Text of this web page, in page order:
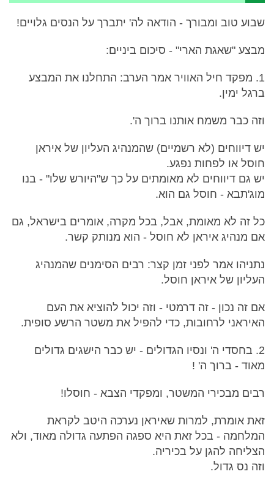
שבוע טוב ומבורך - הודאה לה' יתברך על הנסים גלויים!
מבצע "שאגת הארי" - סיכום ביניים:
1. מפקד חיל האוויר אמר הערב: התחלנו את המבצע
ברגל ימין.
וזה כבר משמח אותנו ברוך ה'.
יש דיווחים (לא רשמיים) שהמנהיג העליון של איראן
חוסל או לפחות נפגע.
יש גם דיווחים לא מאומתים על כך ש"היורש שלו" - בנו
מוג'תבא - חוסל גם הוא.
כל זה לא מאומת, אבל, בכל מקרה, אומרים בישראל, גם
אם מנהיג איראן לא חוסל - הוא מנותק קשר.
נתניהו אמר לפני זמן קצר: רבים הסימנים שהמנהיג
העליון של איראן חוסל.
אם זה נכון - זה דרמטי - וזה יכול להוציא את העם
האיראני לרחובות, כדי להפיל את משטר הרשע סופית.
2. בחסדי ה' ונסיו הגדולים - יש כבר הישגים גדולים
מאוד - ברוך ה' !
רבים מבכירי המשטר, ומפקדי הצבא - חוסלו!
זאת אומרת, למרות שאיראן נערכה היטב לקראת
המלחמה - בכל זאת היא ספגה הפתעה גדולה מאוד, ולא
הצליחה להגן על בכיריה.
וזה נס גדול.